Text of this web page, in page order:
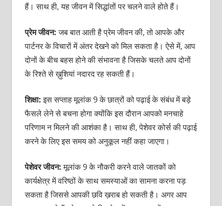
हैं। साथ ही, यह जीवन में सिद्धांतों पर चलने वाले होते हैं।
प्रेम जीवन:जब बात आती है प्रेम जीवन की, तो आपके और
पार्टनर के विचारों में अंतर देखने को मिल सकता है। ऐसे में, आप
दोनों के बीच बहस होने की संभावना है जिसके चलते आप दोनों
के रिश्ते से ख़ुशियां नदारद रह सकती हैं।
शिक्षा:इस सप्ताह मूलांक 9 के छात्रों को पढ़ाई के संबंध में बड़े
फैसले लेने से बचना होगा क्योंकि इस दौरान आपको मनचाहे
परिणाम न मिलने की आशंका है। साथ ही, पेशेवर कोर्स की पढ़ाई
करने के लिए इस समय को अनुकूल नहीं कहा जाएगा।
पेशेवर जीवन:मूलांक 9 के नौकरी करने वाले जातकों को
कार्यक्षेत्र में वरिष्ठों के साथ समस्याओं का सामना करना पड़
सकता है जिससे आपकी छवि ख़राब हो सकती है। अगर आप